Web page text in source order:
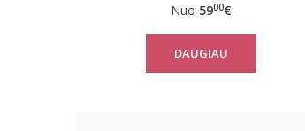
Nuo 5900€
DAUGIAU